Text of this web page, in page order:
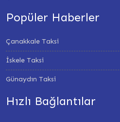
Popüler Haberler
Çanakkale Taksi
İskele Taksi
Günaydın Taksi
Hızlı Bağlantılar